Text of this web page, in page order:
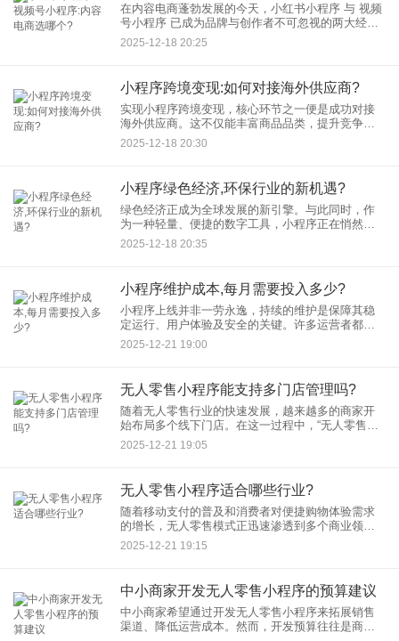
在内容电商蓬勃发展的今天，小红书小程序 与 视频
号小程序 已成为品牌与创作者不可忽视的两大经营
阵地。两者均深度整合了内容与交易，但底层逻辑
与适用场景却大相径庭。面对 内容电商 的浪潮，究
2025-12-18 20:25
小程序跨境变现:如何对接海外供应商?
实现小程序跨境变现，核心环节之一便是成功对接
海外供应商。这不仅能丰富商品品类，提升竞争
力，更是拓展盈利渠道的关键一步。以下将系统性
地解析这一过程的重点步骤与注意事项。 一、前期
2025-12-18 20:30
小程序绿色经济,环保行业的新机遇?
绿色经济正成为全球发展的新引擎。与此同时，作
为一种轻量、便捷的数字工具，小程序正在悄然改
变各行各业的服务模式。当“小程序”遇上“绿色经
济”，它是否为环保行业带来了切实可行的新机遇？
2025-12-18 20:35
小程序维护成本,每月需要投入多少?
小程序上线并非一劳永逸，持续的维护是保障其稳
定运行、用户体验及安全的关键。许多运营者都会
关心一个问题：小程序的每月维护成本究竟是多
少？本文将对这一成本进行梳理与分析。 一、 小程
2025-12-21 19:00
无人零售小程序能支持多门店管理吗?
随着无人零售行业的快速发展，越来越多的商家开
始布局多个线下门店。在这一过程中，“无人零售小
程序”是否能够有效支持“多门店管理”，成为许多经营
者关心的核心问题。本文将详细探讨无人零售小程
2025-12-21 19:05
无人零售小程序适合哪些行业?
随着移动支付的普及和消费者对便捷购物体验需求
的增长，无人零售模式正迅速渗透到多个商业领
域。作为实现这一模式的核心工具，无人零售小程
序凭借其低门槛、高效率、强连接的特性，成为众
2025-12-21 19:15
中小商家开发无人零售小程序的预算建议
中小商家希望通过开发无人零售小程序来拓展销售
渠道、降低运营成本。然而，开发预算往往是商家